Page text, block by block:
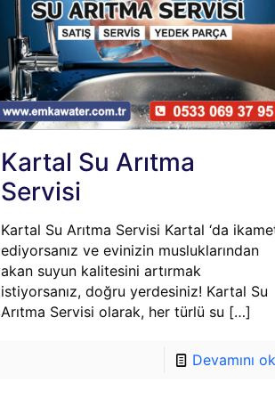
Kartal Su Arıtma
Servisi
Kartal Su Arıtma Servisi Kartal ‘da
ediyorsanız ve evinizin musluklarından
akan suyun kalitesini artırmak
istiyorsanız, doğru yerdesiniz! Kartal Su
Arıtma Servisi olarak, her türlü su […]
Devamını